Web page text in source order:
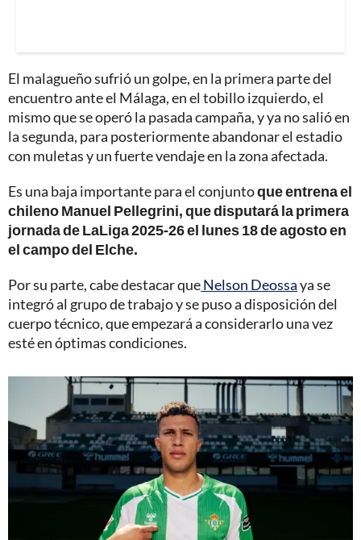
El malagueño sufrió un golpe, en la primera parte del
encuentro ante el Málaga, en el tobillo izquierdo, el
mismo que se operó la pasada campaña, y ya no salió en
la segunda, para posteriormente abandonar el estadio
con muletas y un fuerte vendaje en la zona afectada.
Es una baja importante para el conjuntoque entrena el
chileno Manuel Pellegrini, que disputará la primera
jornada de LaLiga 2025-26 el lunes 18 de agosto en
el campo del Elche.
Por su parte, cabe destacar queNelson Deossaya se
integró al grupo de trabajo y se puso a disposición del
cuerpo técnico, que empezará a considerarlo una vez
esté en óptimas condiciones.